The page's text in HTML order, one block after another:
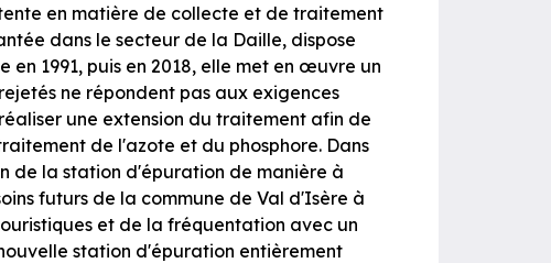
en matière de collecte et de traitement
dans le secteur de la Daille, dispose
1991, puis en 2018, elle met en œuvre un
ne répondent pas aux exigences
une extension du traitement afin de
de l'azote et du phosphore. Dans
de la station d'épuration de manière à
futurs de la commune de Val d'Isère à
et de la fréquentation avec un
station d'épuration entièrement